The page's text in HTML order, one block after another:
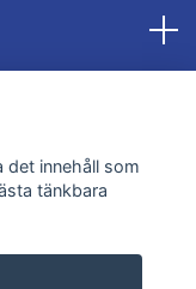
det innehåll som
tänkbara